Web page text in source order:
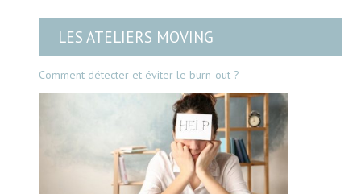
LES ATELIERS MOVING
Comment détecter et éviter le burn-out ?